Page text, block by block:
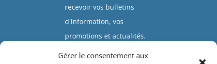
Gérer le consentement aux
recevoir vos bulletins
d'information, vos
promotions et actualités.